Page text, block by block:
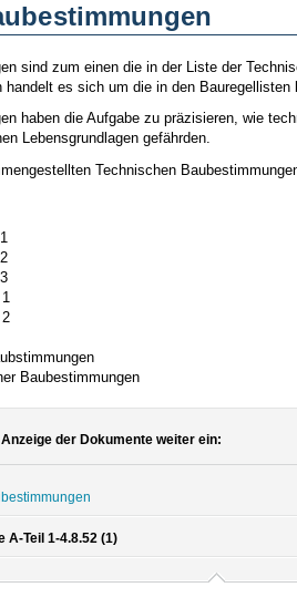
sind zum einen die in der Liste der
handelt es sich um die in den
haben die Aufgabe zu präzisieren, wie
Lebensgrundlagen gefährden.
Technischen
Baubestimmungen
der Dokumente weiter ein:
A-Teil 1-4.8.52 (1)